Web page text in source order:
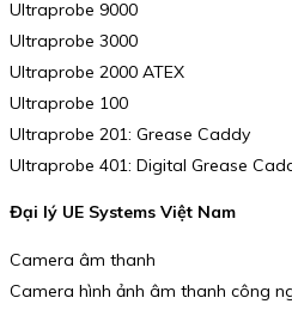
Ultraprobe 9000
Ultraprobe 3000
Ultraprobe 2000 ATEX
Ultraprobe 100
Ultraprobe 201: Grease Caddy
Ultraprobe 401: Digital Grease
Đại lý UE Systems Việt Nam
Camera âm thanh
Camera hình ảnh âm thanh công